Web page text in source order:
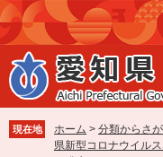
ペ
ー
ジ
の
先
で
す
メ
ニ
ュ
ー
を
ば
し
現在地 ホーム > 分類からさ
県新型コロナウイル